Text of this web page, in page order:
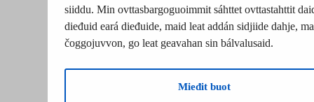
siiddu. Min ovttasbargoguoimmit sáhttet ovttastahttit
dieđuid eará dieđuide, maid leat addán sidjiide dahje,
čoggojuvvon, go leat geavahan sin bálvalusaid.
Mieđit buot